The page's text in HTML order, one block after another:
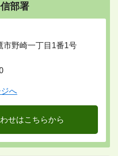
部署
野崎一丁目1番1号
へ
せはこちらから